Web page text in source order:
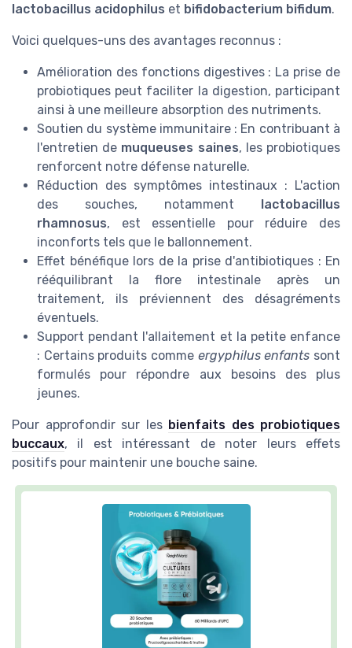
lactobacillus acidophilus et bifidobacterium bifidum.
Voici quelques-uns des avantages reconnus :
Amélioration des fonctions digestives : La prise de
probiotiques peut faciliter la digestion, participant
ainsi à une meilleure absorption des nutriments.
Soutien du système immunitaire : En contribuant à
l'entretien de muqueuses saines, les probiotiques
renforcent notre défense naturelle.
Réduction des symptômes intestinaux : L'action
des souches, notamment lactobacillus
rhamnosus, est essentielle pour réduire des
inconforts tels que le ballonnement.
Effet bénéfique lors de la prise d'antibiotiques : En
rééquilibrant la flore intestinale après un
traitement, ils préviennent des désagréments
éventuels.
Support pendant l'allaitement et la petite enfance
: Certains produits comme ergyphilus enfants sont
formulés pour répondre aux besoins des plus
jeunes.
Pour approfondir sur les bienfaits des probiotiques
buccaux, il est intéressant de noter leurs effets
positifs pour maintenir une bouche saine.